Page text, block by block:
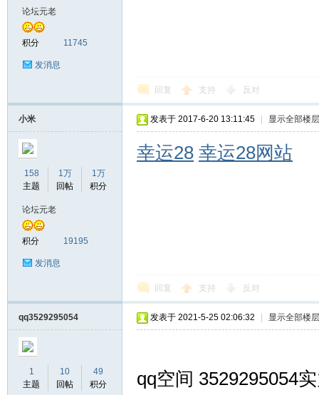
论坛元老
积分 11745
发消息
回复 支持 反对
小米
158
主题
1万
回帖
1万
积分
论坛元老
积分 19195
发消息
发表于 2017-6-20 13:11:45 显示全部楼层
幸运28 幸运28网站
回复 支持 反对
qq3529295054
1
主题
10
回帖
49
积分
发表于 2021-5-25 02:06:32 显示全部楼层
qq空间 3529295054